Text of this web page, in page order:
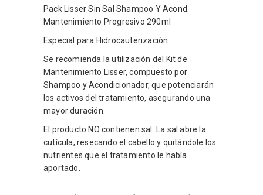
Pack Lisser Sin Sal Shampoo Y Acond.
Mantenimiento Progresivo 290ml
Especial para Hidrocauterización
Se recomienda la utilización del Kit de
Mantenimiento Lisser, compuesto por
Shampoo y Acondicionador, que potenciarán
los activos del tratamiento, asegurando una
mayor duración.
El producto NO contienen sal. La sal abre la
cutícula, resecando el cabello y quitándole los
nutrientes que el tratamiento le había
aportado.